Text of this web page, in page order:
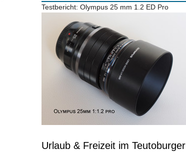
Testbericht: Olympus 25 mm 1.2 ED Pro
Urlaub & Freizeit im Teutoburger